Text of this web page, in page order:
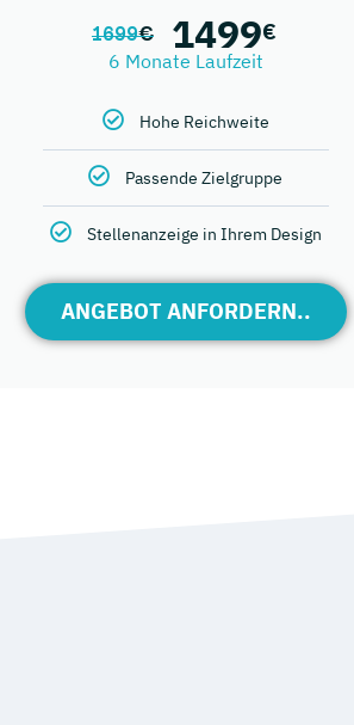
1699€ 1499€
6 Monate Laufzeit
Hohe Reichweite
Passende Zielgruppe
Stellenanzeige in Ihrem Design
ANGEBOT ANFORDERN..